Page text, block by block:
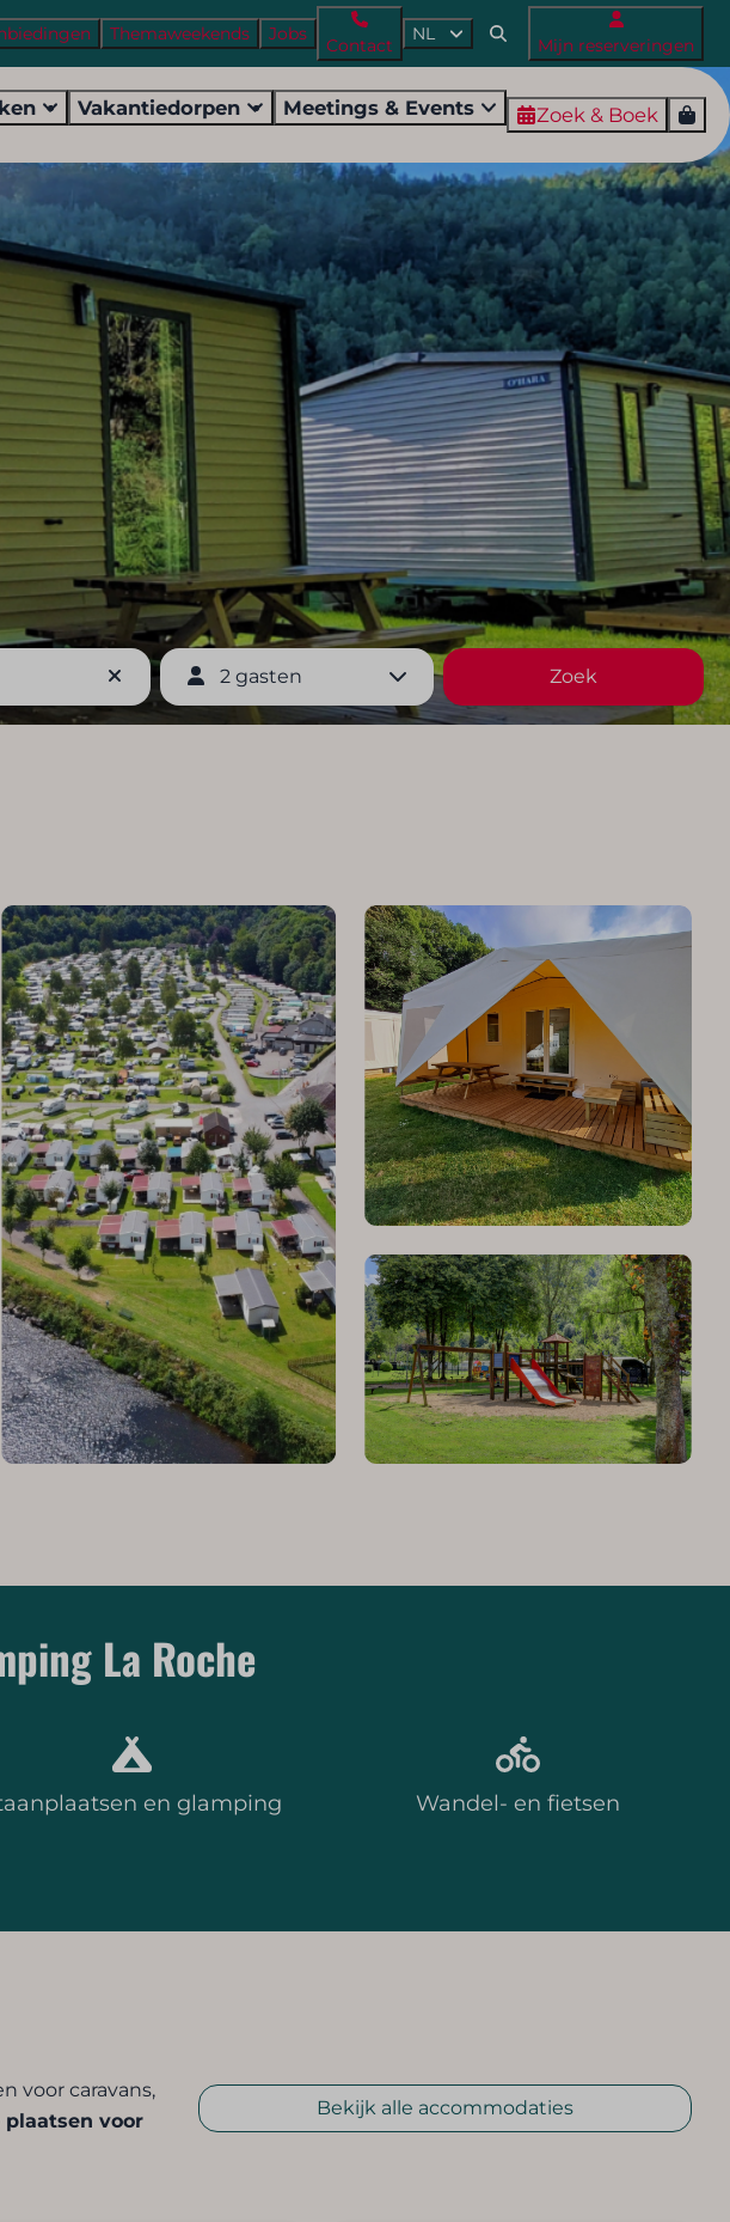
Themaweekends Jobs
Contact
NL
Mijn reserveringen
Vakantiedorpen Meetings & Events Zoek & Boek
2 gasten Zoek
La Roche
en glamping Wandel- en fietsen
voor caravans,
voor
Bekijk alle accommodaties